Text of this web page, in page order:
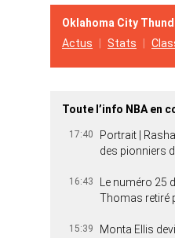
Oklahoma City
Actus
Stats
Toute l’info NBA en
17:40
Portrait |
des pionniers
16:43
Le numéro 25
Thomas retiré
15:39
Monta Ellis